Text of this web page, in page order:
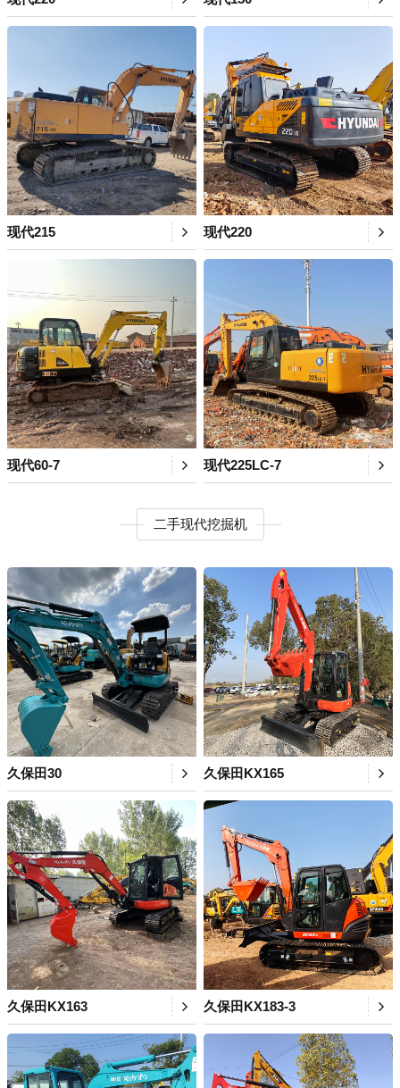
现代215 现代220
现代60-7 现代225LC-7
二手现代挖掘机
久保田30 久保田KX165
久保田KX163 久保田KX183-3